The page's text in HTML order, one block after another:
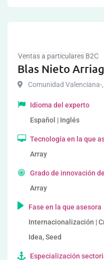
Ventas a particulares B2C
Blas Nieto
Comunidad Valenciana-,
Idioma del experto
Español | Inglés
Tecnología en la que
Array
Grado de innovación
Array
Fase en la que asesora
Internacionalización |
Idea, Seed
Especialización